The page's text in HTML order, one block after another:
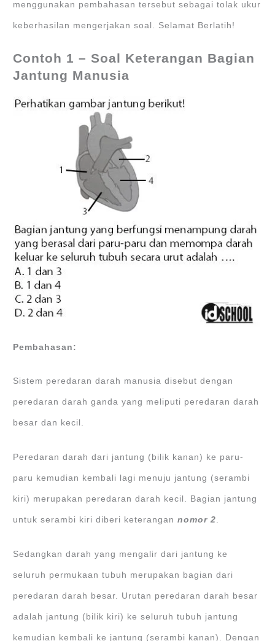
menggunakan pembahasan tersebut sebagai tolak ukur
keberhasilan mengerjakan soal. Selamat Berlatih!
Contoh 1 – Soal Keterangan Bagian
Jantung Manusia
Pembahasan:
Sistem peredaran darah manusia disebut dengan
peredaran darah ganda yang meliputi peredaran darah
besar dan kecil.
Peredaran darah dari jantung (bilik kanan) ke paru-
paru kemudian kembali lagi menuju jantung (serambi
kiri) merupakan peredaran darah kecil. Bagian jantung
untuk serambi kiri diberi keterangannomor 2.
Sedangkan darah yang mengalir dari jantung ke
seluruh permukaan tubuh merupakan bagian dari
peredaran darah besar. Urutan peredaran darah besar
adalah jantung (bilik kiri) ke seluruh tubuh jantung
kemudian kembali ke jantung (serambi kanan). Dengan